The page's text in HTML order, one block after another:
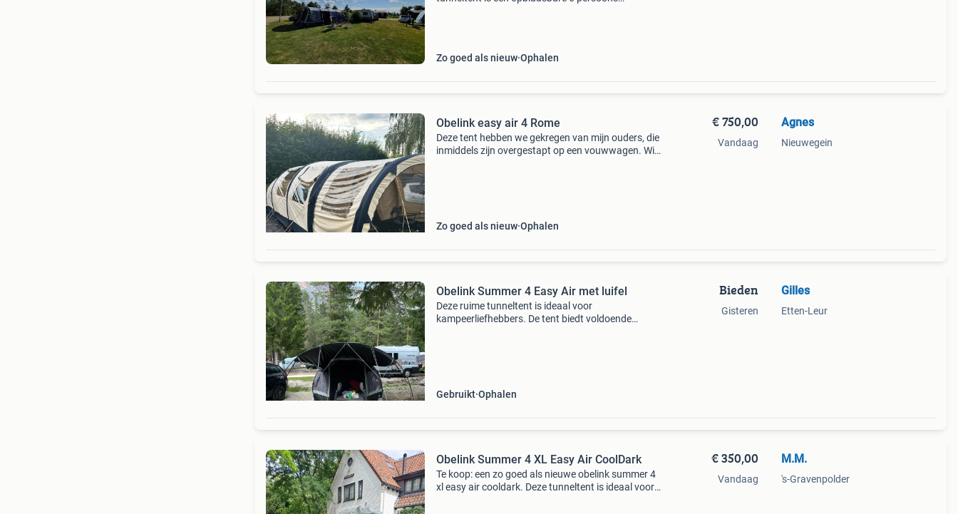
Zo goed als nieuw Ophalen
Obelink easy air 4 Rome
Deze tent hebben we gekregen van mijn ouders, die
inmiddels zijn overgestapt op een vouwwagen. Wij
Zo goed als nieuw Ophalen
€ 750,00
Vandaag
Agnes
Nieuwegein
Obelink Summer 4 Easy Air met luifel
Deze ruime tunneltent is ideaal voor
kampeerliefhebbers. De tent biedt voldoende
Gebruikt Ophalen
Bieden
Gisteren
Gilles
Etten-Leur
Obelink Summer 4 XL Easy Air CoolDark
Te koop: een zo goed als nieuwe obelink summer 4
xl easy air cooldark. Deze tunneltent is ideaal voor
€ 350,00
Vandaag
M.M.
's-Gravenpolder